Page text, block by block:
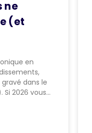
ne
(et
en
dans le
2026 vous…